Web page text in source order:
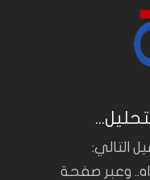
التالي:
almasalahsources@gmail.com.. وعبر صفحة